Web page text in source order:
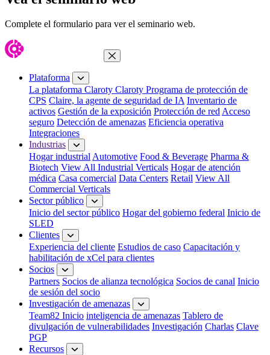
Complete el formulario para ver el seminario web.
Cerrar menú
Plataforma
La plataforma Claroty Claroty Programa de protección de
CPS Claire, la agente de seguridad de IA Inventario de
activos Gestión de la exposición Protección de redAcceso
seguro Detección de amenazas Eficiencia operativa
Integraciones
Industrias
Hogar industrialAutomotive Food & Beverage Pharma &
Biotech View All Industrial Verticals Hogar de atención
médica Casa comercial Data Centers Retail View All
Commercial Verticals
Sector público
Inicio del sector público Hogar del gobierno federal Inicio de
SLED
Clientes
Experiencia del cliente Estudios de caso Capacitación y
habilitación de xCel para clientes
Socios
Partners Socios de alianza tecnológica Socios de canal Inicio
de sesión del socio
Investigación de amenazas
Team82 Inicio inteligencia de amenazas Tablero de
divulgación de vulnerabilidades Investigación Charlas Clave
PGP
Recursos